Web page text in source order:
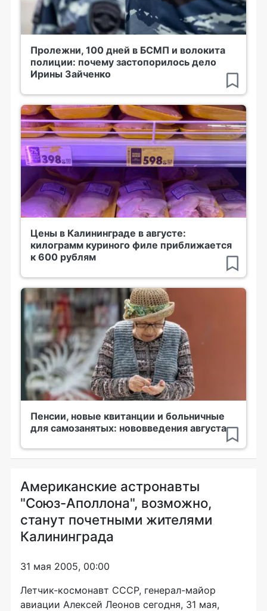
Пролежни, 100 дней в БСМП и волокита
полиции: почему застопорилось дело
Ирины Зайченко
Цены в Калининграде в августе:
килограмм куриного филе приближается
к 600 рублям
Пенсии, новые квитанции и больничные
для самозанятых: нововведения августа
Американские астронавты
"Союз-Аполлона", возможно,
станут почетными жителями
Калининграда
31 мая 2005, 00:00
Летчик-космонавт СССР, генерал-майор
авиации Алексей Леонов сегодня, 31 мая,